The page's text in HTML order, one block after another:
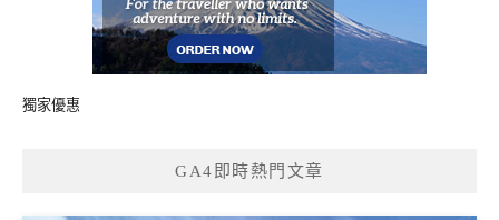
獨家優惠
GA4即時熱門文章